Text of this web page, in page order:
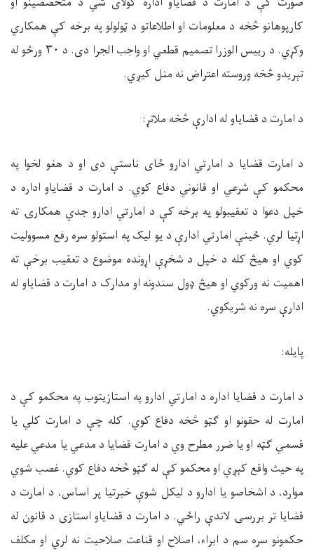
کارپوهانو څخه د معلومات او اطلاعاتو د ټولولو په برخه کې همکاري
وکړي. د رییس الوزرا تصمیم قطعي او واجب الجرا دی. د ۳۰ ورځو له
تېریدو څخه وروسته اعتراض نه منل کیږي.
د امارت د قضایاو له ادارې څخه ملاتړ:
د امارت قضایا د امارتي ادارو ځای ناستې دی او د هغو لخوا په
محکمو کې شرعي او قانوني دفاع کوي. د امارت د قضایاو اداره د
خپل دعوا د تعقیبولو په برخه کې د امارتي ادارو جدي همکارۍ ته
اړتیا لري. ځینې امارتي ادارې د یو لیک په استولو سره رفع مسوولیت
کوي او هیڅ کله د خپل د شخړې اړونده موضوع د تعقیب برخې ته
اهمیت نه ورکوي او هیڅ ډول سندونه او مدارک د امارت د قضایاو له
ادارې سره نه شریکوي.
پایله:
د امارت د قضایا اداره د امارتي ادارو په استازیتوب په محکمو کې د
امارت له حقونو او ګټو څخه دفاع کوي. کله چې د امارت کلي یا
قسمي ګټه او یا ضرر مطرح وي د امارت قضایا د مدعي یا مدعي علیه
په حیث واقع کېږي او محکمو کې له ګټو څخه دفاع کوي. غصب شوي
موارد، د اشخاصو یا ادارو د لیکل شوې خبرتیا پر اساس، د امارت د
قضایا تر بررسۍ لاندې راځي. د امارت د قضایاو استازی د قانون له
حکمونو سره سم د ابراء، اصلاح او قناعت صلاحیت نه لري او مکلف